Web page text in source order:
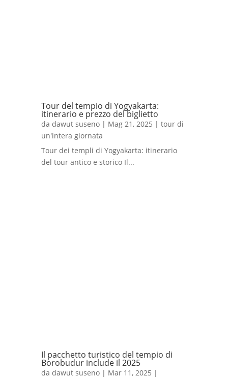
Tour del tempio di Yogyakarta:
itinerario e prezzo del biglietto
da dawut suseno| Mag 21, 2025 | tour di
un'intera giornata
Tour dei templi di Yogyakarta: itinerario
del tour antico e storico Il...
Il pacchetto turistico del tempio di
Borobudur include il 2025
da dawut suseno| Mar 11, 2025 |